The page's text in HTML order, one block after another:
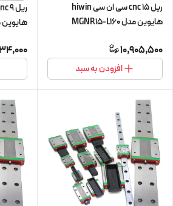
ریل 15 cnc سی ان سی hiwin
هایوین مدل MGNR15-L160
10,905,500
افزودن به سبد